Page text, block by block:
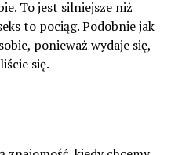
To jest silniejsze niż
to pociąg. Podobnie jak
ponieważ wydaje się,
się.